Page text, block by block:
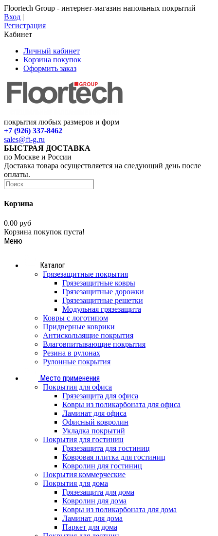
Floortech Group - интернет-магазин напольных покрытий
Вход |
Регистрация
Кабинет
Личный кабинет
Корзина покупок
Оформить заказ
покрытия любых размеров и форм
+7 (926) 337-8462
sales@ft-g.ru
БЫСТРАЯ ДОСТАВКА
по Москве и России
Доставка товара осуществляется на следующий день после
оплаты.
Корзина
0.00 руб
Корзина покупок пуста!
Меню
Каталог
Грязезащитные покрытия
Грязезащитные ковры
Грязезащитные дорожки
Грязезащитные решетки
Модульная грязезащита
Ковры с логотипом
Придверные коврики
Антискользящие покрытия
Влаговпитывающие покрытия
Резина в рулонах
Рулонные покрытия
Место применения
Покрытия для офиса
Грязезащита для офиса
Ковры из поликарбоната для офиса
Ламинат для офиса
Офисный ковролин
Укладка покрытий
Покрытия для гостиниц
Грязезащита для гостиниц
Ковровая плитка для гостиниц
Ковролин для гостиниц
Покрытия коммерческие
Покрытия для дома
Грязезащита для дома
Ковролин для дома
Ковры из поликарбоната для дома
Ламинат для дома
Паркет для дома